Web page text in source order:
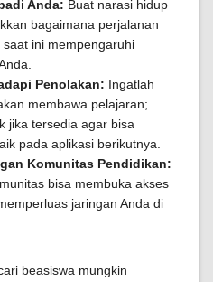
Anda: Buat narasi hidup
bagaimana perjalanan
ini mempengaruhi
Penolakan: Ingatlah
membawa pelajaran;
jika tersedia agar bisa
pada aplikasi berikutnya.
Komunitas Pendidikan:
bisa membuka akses
jaringan Anda di
beasiswa mungkin